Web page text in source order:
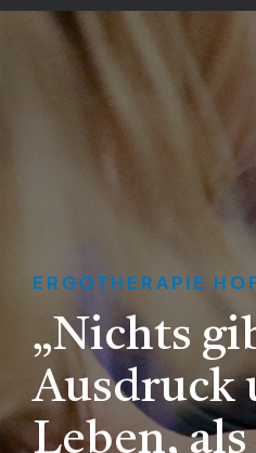
ERGOTHERAPIE
„Nichts
Ausdruck
Leben, als